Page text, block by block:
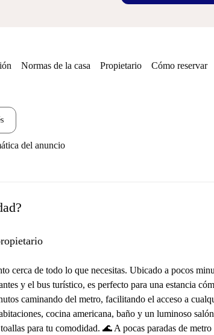
Normas de la casa Propietario Cómo reservar
del anuncio
cerca de todo lo que necesitas. Ubicado a pocos
y el bus turístico, es perfecto para una estancia
caminando del metro, facilitando el acceso a
cocina americana, baño y un luminoso
para tu comodidad. 🌊 A pocas paradas de metro